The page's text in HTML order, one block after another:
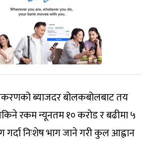
ब्याजदर बोलकबोलबाट तय
रकम न्यूनतम १० करोड र बढीमा ५
निःशेष भाग जाने गरी कुल आह्वान